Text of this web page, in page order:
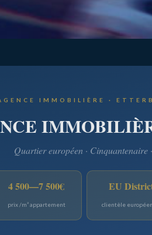
IMMOBILIÈRE ·
Quartier européen · Cinquantenaire
4 500—7 500€
prix /m² appartement
EU
clientèle